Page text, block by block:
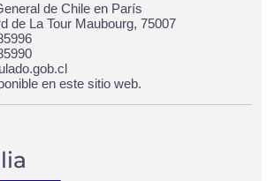
de Chile en París
de La Tour Maubourg, 75007
en este sitio web.